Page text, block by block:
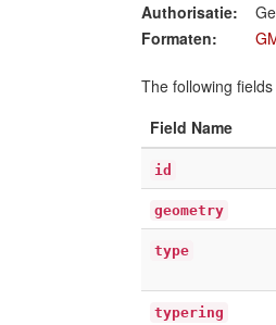
Authorisatie:
Formaten:
The following
Field Name
id
geometry
type
typering